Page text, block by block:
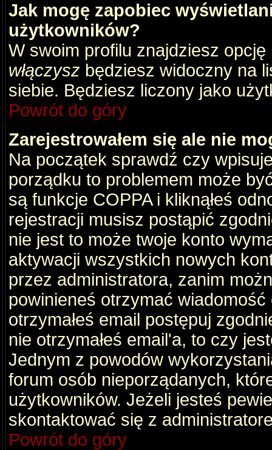
Jak mogę zapobiec
użytkowników?
W swoim profilu znajdziesz opcję
włączysz będziesz widoczny na
siebie. Będziesz liczony jako
Powrót do góry
Zarejestrowałem się ale nie
Na początek sprawdź czy
porządku to problemem może
są funkcje COPPA i kliknąłeś
rejestracji musisz postąpić
nie jest to może twoje konto
aktywacji wszystkich nowych
przez administratora, zanim
powinieneś otrzymać
otrzymałeś email postępuj
nie otrzymałeś email'a, to czy
Jednym z powodów
forum osób nieporządanych,
użytkowników. Jeżeli jesteś
skontaktować się z
Powrót do góry